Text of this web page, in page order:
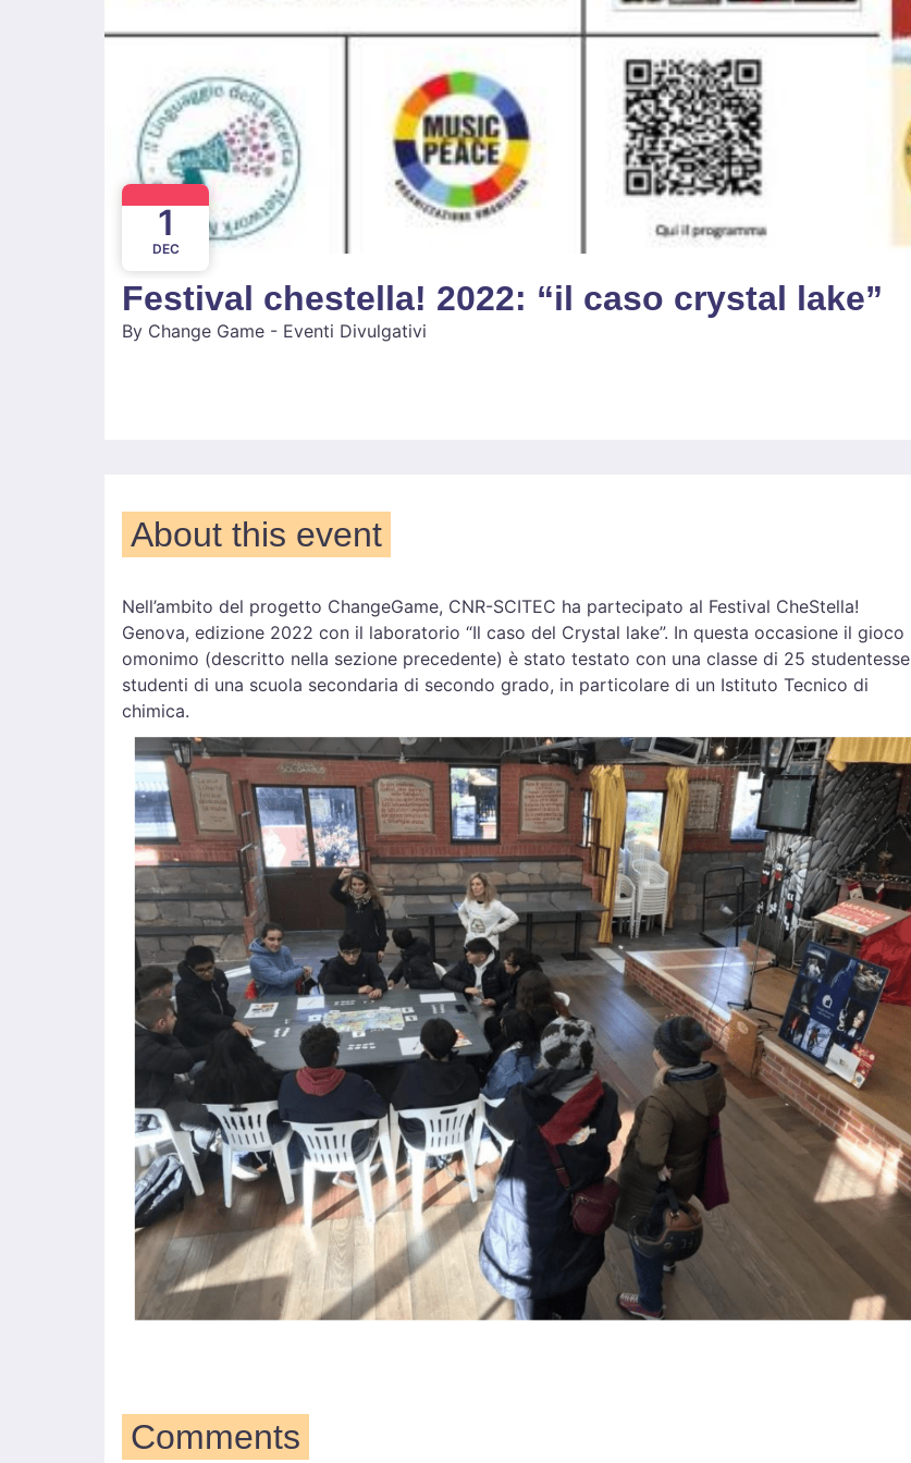
1
DEC
Festival chestella! 2022: “il caso crystal lake”
By Change Game - Eventi Divulgativi
About this event
Nell’ambito del progetto ChangeGame, CNR-SCITEC ha partecipato al Festival CheStella!
Genova, edizione 2022 con il laboratorio “Il caso del Crystal lake”. In questa occasione il gioco
omonimo (descritto nella sezione precedente) è stato testato con una classe di 25 studentesse
studenti di una scuola secondaria di secondo grado, in particolare di un Istituto Tecnico di
chimica.
Comments